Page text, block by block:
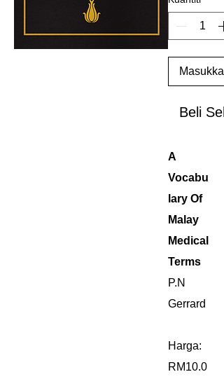
Beli
A
Vocabu
lary Of
Malay
Medical
Terms
P.N
Gerrard
Harga:
RM10.0